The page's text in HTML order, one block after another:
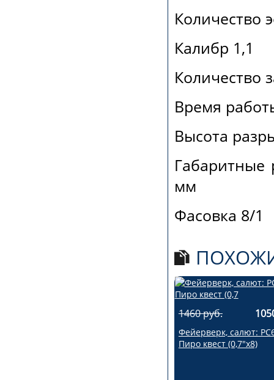
Количество
Калибр 1,1
Количество
Время
Высота
мм
Фасовка 8/1
1460 руб.
Фейерверк, салют:
Пиро квест (0,7"х8)